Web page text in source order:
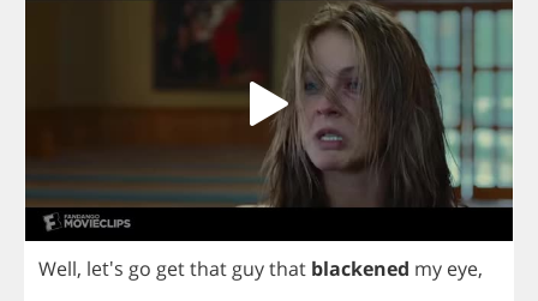
Well, let's go getthat guythat blackened my eye,